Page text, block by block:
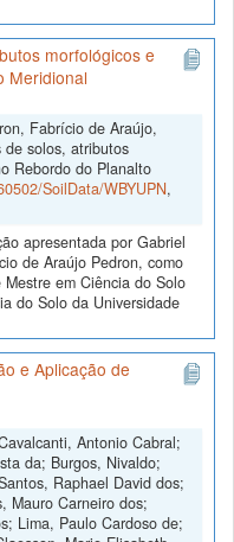
morfológicos e
Meridional
Fabrício de Araújo,
de solos, atributos
Rebordo do Planalto
SoilData/WBYUPN,
apresentada por Gabriel
de Araújo Pedron, como
em Ciência do Solo
do Solo da Universidade
e Aplicação de
Antonio Cabral;
da; Burgos, Nivaldo;
Raphael David dos;
Mauro Carneiro dos;
Lima, Paulo Cardoso de;